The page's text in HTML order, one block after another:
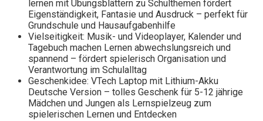
lernen mit Übungsblättern zu Schulthemen fördert
Eigenständigkeit, Fantasie und Ausdruck – perfekt für
Grundschule und Hausaufgabenhilfe
Vielseitigkeit: Musik- und Videoplayer, Kalender und
Tagebuch machen Lernen abwechslungsreich und
spannend – fördert spielerisch Organisation und
Verantwortung im Schulalltag
Geschenkidee: VTech Laptop mit Lithium-Akku
Deutsche Version – tolles Geschenk für 5-12 jährige
Mädchen und Jungen als Lernspielzeug zum
spielerischen Lernen und Entdecken